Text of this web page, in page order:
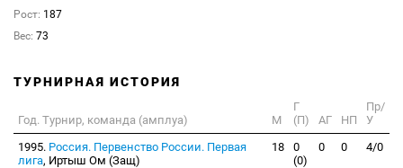
Рост: 187
Вес: 73
ТУРНИРНАЯ ИСТОРИЯ
Год. Турнир, команда (амплуа) М
Г
(П)
АГ НП
Пр/
У
1995. Россия. Первенство России. Первая
лига, Иртыш Ом (Защ)
18
0
(0)
0 0 4/0